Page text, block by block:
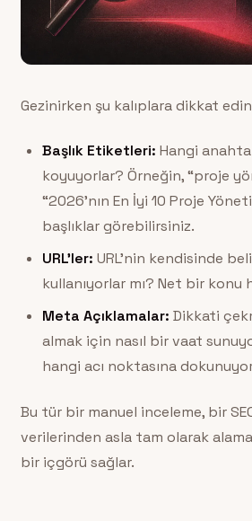
Gezinirken şu kalıplara dikkat
Başlık Etiketleri: Hangi
koyuyorlar? Örneğin, “proje
“2026’nın En İyi 10 Proje
başlıklar görebilirsiniz.
URL’ler: URL’nin kendisinde
kullanıyorlar mı? Net bir konu
Meta Açıklamalar: Dikkati
almak için nasıl bir vaat
hangi acı noktasına
Bu tür bir manuel inceleme, bir
verilerinden asla tam olarak
bir içgörü sağlar.